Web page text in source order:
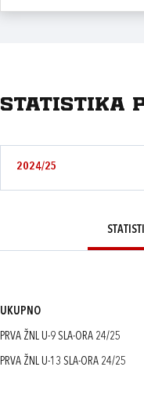
Statistika
2024/25
UKUPNO
PRVA ŽNL U-9 SLA-ORA 24/25
PRVA ŽNL U-13 SLA-ORA 24/25